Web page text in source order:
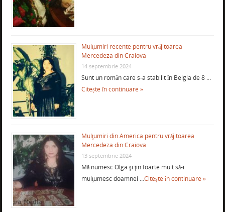
Mulţumiri recente pentru vrăjitoarea
Mercedeza din Craiova
14 septembrie 2024
Sunt un român care s-a stabilit în Belgia de 8 …
Citește în continuare »
Mulţumiri din America pentru vrăjitoarea
Mercedeza din Craiova
13 septembrie 2024
Mă numesc Olga şi ţin foarte mult să-i
mulţumesc doamnei …Citește în continuare »